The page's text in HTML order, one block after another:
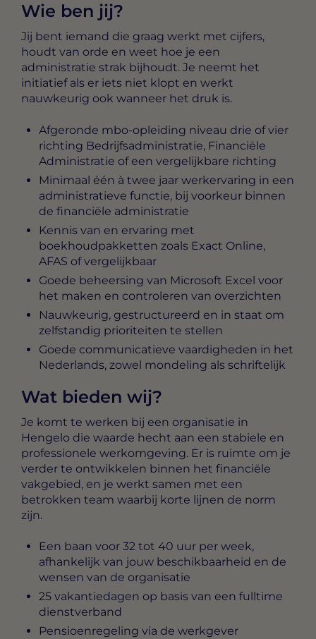
Wie ben jij?
Jij bent iemand die graag werkt met cijfers,
houdt van orde en weet hoe je een
administratie strak bijhoudt. Je neemt het
initiatief als er iets niet klopt en werkt
nauwkeurig ook wanneer het druk is.
Afgeronde mbo-opleiding niveau drie of vier
richting Bedrijfsadministratie, Financiële
Administratie of een vergelijkbare richting
Minimaal één à twee jaar werkervaring in een
administratieve functie, bij voorkeur binnen
de financiële administratie
Kennis van en ervaring met
boekhoudpakketten zoals Exact Online,
AFAS of vergelijkbaar
Goede beheersing van Microsoft Excel voor
het maken en controleren van overzichten
Nauwkeurig, gestructureerd en in staat om
zelfstandig prioriteiten te stellen
Goede communicatieve vaardigheden in het
Nederlands, zowel mondeling als schriftelijk
Wat bieden wij?
Je komt te werken bij een organisatie in
Hengelo die waarde hecht aan een stabiele en
professionele werkomgeving. Er is ruimte om je
verder te ontwikkelen binnen het financiële
vakgebied, en je werkt samen met een
betrokken team waarbij korte lijnen de norm
zijn.
Een baan voor 32 tot 40 uur per week,
afhankelijk van jouw beschikbaarheid en de
wensen van de organisatie
25 vakantiedagen op basis van een fulltime
dienstverband
Pensioenregeling via de werkgever